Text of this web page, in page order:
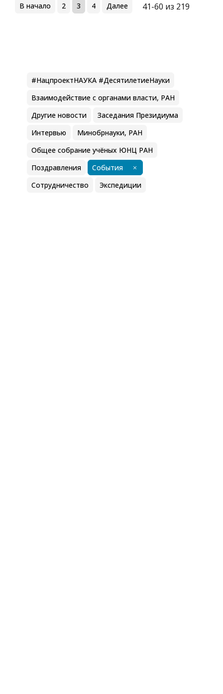
В начало 2 3 4 Далее 41-60 из 219
#НацпроектНАУКА #ДесятилетиеНауки
Взаимодействие с органами власти, РАН
Другие новости
Заседания Президиума
Интервью
Минобрнауки, РАН
Общее собрание учёных ЮНЦ РАН
Поздравления
События
Сотрудничество
Экспедиции